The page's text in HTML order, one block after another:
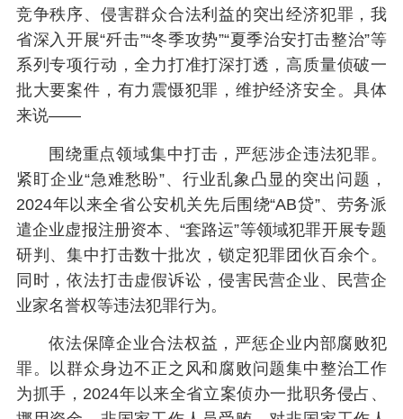
竞争秩序、侵害群众合法利益的突出经济犯罪，我
省深入开展“歼击”“冬季攻势”“夏季治安打击整治”等
系列专项行动，全力打准打深打透，高质量侦破一
批大要案件，有力震慑犯罪，维护经济安全。具体
来说——
围绕重点领域集中打击，严惩涉企违法犯罪。
紧盯企业“急难愁盼”、行业乱象凸显的突出问题，
2024年以来全省公安机关先后围绕“AB贷”、劳务派
遣企业虚报注册资本、“套路运”等领域犯罪开展专题
研判、集中打击数十批次，锁定犯罪团伙百余个。
同时，依法打击虚假诉讼，侵害民营企业、民营企
业家名誉权等违法犯罪行为。
依法保障企业合法权益，严惩企业内部腐败犯
罪。以群众身边不正之风和腐败问题集中整治工作
为抓手，2024年以来全省立案侦办一批职务侵占、